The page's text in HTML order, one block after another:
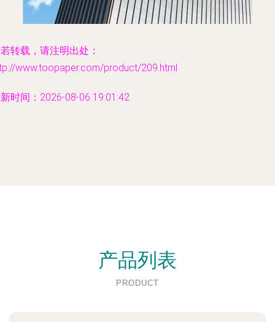
转载，请注明出处：
www.toopaper.com/product/209.html
时间：2026-08-06 19:01:42
产品列表
PRODUCT